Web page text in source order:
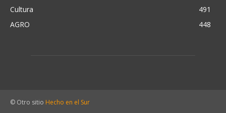
Cultura
491
AGRO
448
© Otro sitio Hecho en el Sur